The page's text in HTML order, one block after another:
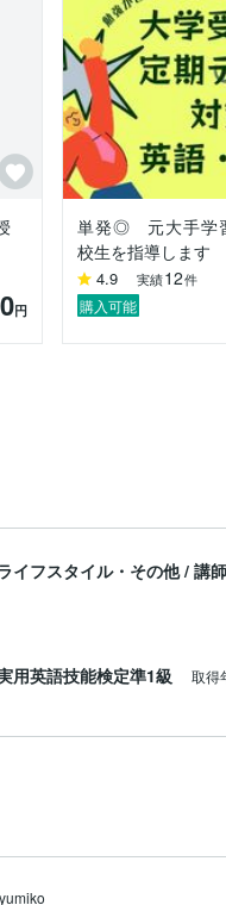
→ 2学期末）
易度テスト）
級合格
します。
クスした雰囲気で進めます。
できる勉強を大切にしてい
円
単発◎ 元大手学
校生を指導します
4.9 実績12件
購入可能
イフスタイル・その他/ 講
用英語技能検定準1級 取得